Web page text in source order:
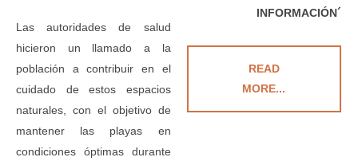
Las autoridades de salud
hicieron un llamado a la
población a contribuir en el
cuidado de estos espacios
naturales, con el objetivo de
mantener las playas en
condiciones óptimas durante
INFORMACIÓN´
READ
MORE...